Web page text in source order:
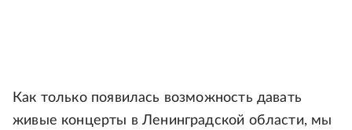
Как только появилась возможность давать
живые концерты в Ленинградской области, мы